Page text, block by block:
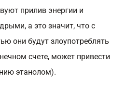
прилив энергии и
а это значит, что с
они будут злоупотреблять
счете, может привести
этанолом).